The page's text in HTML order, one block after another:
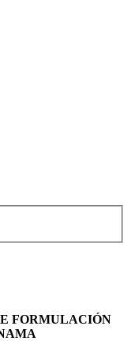
FORMULACIÓN